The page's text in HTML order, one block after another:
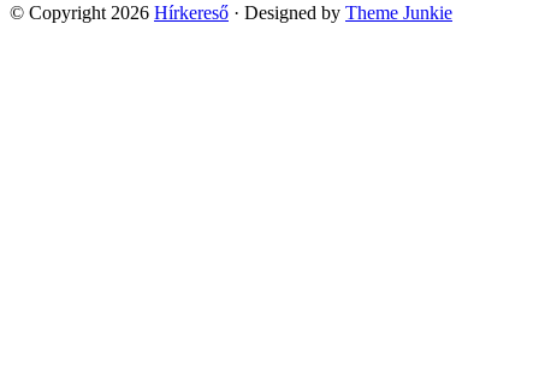
© Copyright 2026 Hírkereső · Designed by Theme Junkie